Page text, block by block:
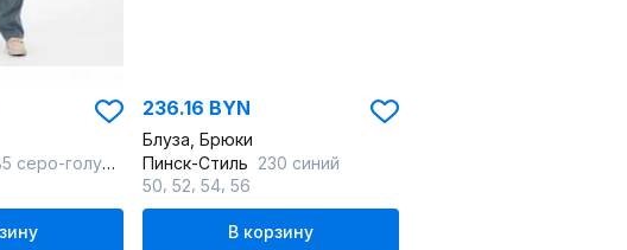
серо-голубой
236.16 BYN
Блуза, Брюки
Пинск-Стиль 230 синий
50 52 54 56
В корзину